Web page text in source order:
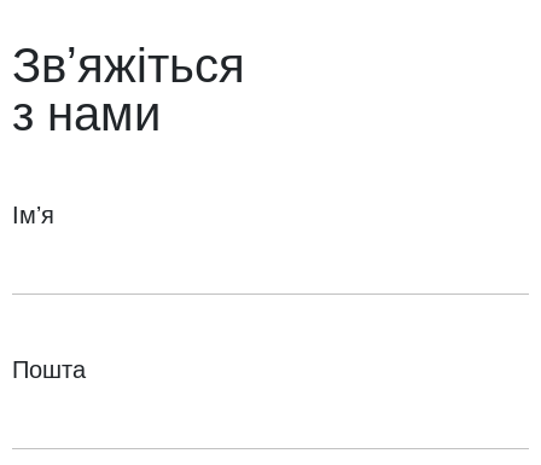
Звʼяжіться
з нами
Імʼя
Пошта